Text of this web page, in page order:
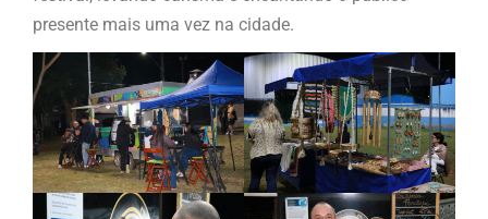
presente mais uma vez na cidade.